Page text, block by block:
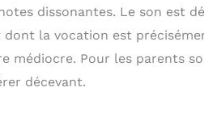
dissonantes. Le son est
la vocation est
médiocre. Pour les parents
décevant.